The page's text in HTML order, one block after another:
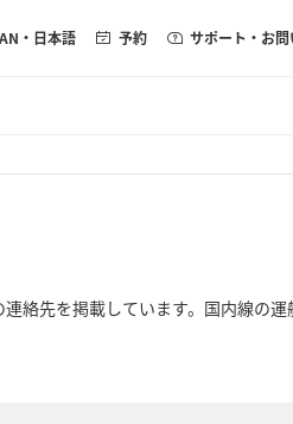
・日本語 予約 サポート・お
絡先を掲載しています。国内線の